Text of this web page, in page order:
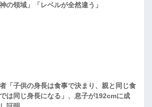
神の領域」「レベルが全然違う」
「子供の身長は食事で決まり、親と同じ食
は同じ身長になる」、息子が192cmに成